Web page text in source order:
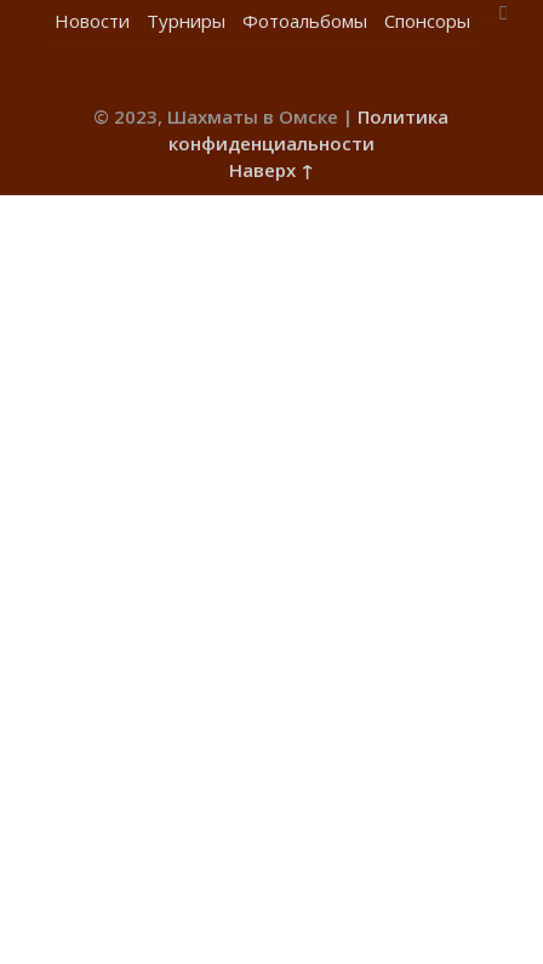
Новости Турниры Фотоальбомы Спонсоры
© 2023, Шахматы в Омске | Политика
конфиденциальности
Наверх ↑